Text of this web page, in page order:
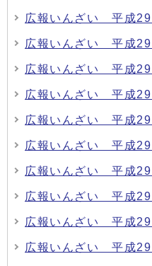
広報いんざい 平成
広報いんざい 平成
広報いんざい 平成
広報いんざい 平成
広報いんざい 平成
広報いんざい 平成
広報いんざい 平成
広報いんざい 平成
広報いんざい 平成
広報いんざい 平成